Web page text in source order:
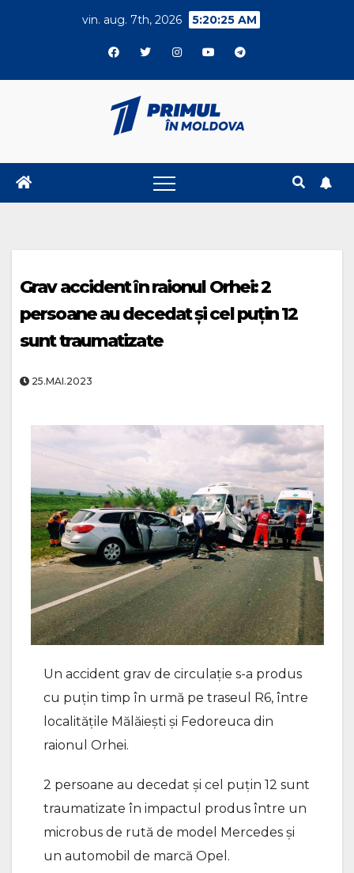
vin. aug. 7th, 2026 5:20:25 AM
Grav accident în raionul Orhei: 2
persoane au decedat și cel puțin 12
sunt traumatizate
25.MAI.2023
Un accident grav de circulație s-a produs
cu puțin timp în urmă pe traseul R6, între
localitățile Mălăiești și Fedoreuca din
raionul Orhei.
2 persoane au decedat și cel puțin 12 sunt
traumatizate în impactul produs între un
microbus de rută de model Mercedes și
un automobil de marcă Opel.